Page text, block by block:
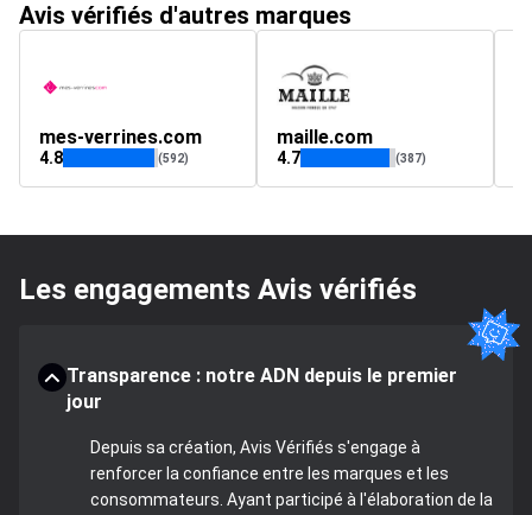
Avis vérifiés d'autres marques
mes-verrines.com
4.8 (592)
maille.com
4.7 (387)
Les engagements Avis vérifiés
Transparence : notre ADN depuis le premier
jour
Depuis sa création, Avis Vérifiés s'engage à
renforcer la confiance entre les marques et les
consommateurs. Ayant participé à l'élaboration de la